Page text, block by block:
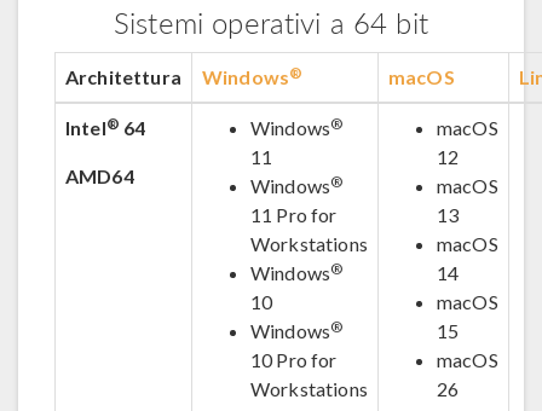
Sistemi operativi a 64 bit
Architettura Windows® macOS
Intel® 64
AMD64
Windows®
11
Windows®
11 Pro for
Workstations
Windows®
10
Windows®
10 Pro for
Workstations
macOS
12
macOS
13
macOS
14
macOS
15
macOS
26